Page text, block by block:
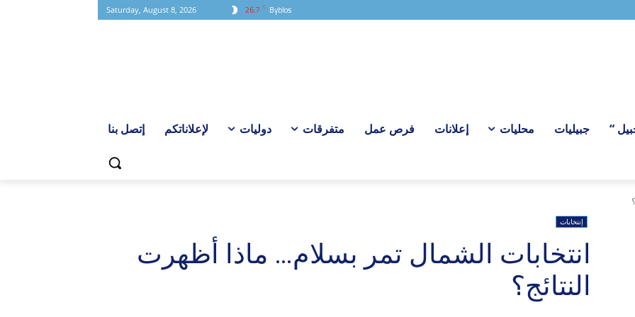
26.7 C Byblos
Saturday, August 8, 2026
“ جبيليات محليات إعلانات فرص عمل متفرقات دوليات لإعلاناتكم إتصل بنا
إنتخابات
انتخابات الشمال تمر بسلام… ماذا أظهرت
النتائج؟